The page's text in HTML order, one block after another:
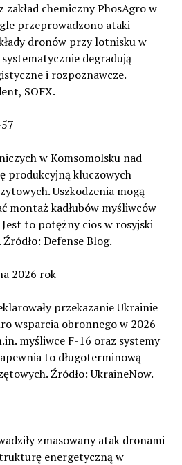
chemiczny PhosAgro w
przeprowadzono ataki
dronów przy lotnisku w
degradują
i rozpoznawcze.
SOFX.
w Komsomolsku nad
produkcyjną kluczowych
Uszkodzenia mogą
montaż kadłubów myśliwców
to potężny cios w rosyjski
Defense Blog.
2026 rok
przekazanie Ukrainie
wsparcia obronnego w 2026
myśliwce F-16 oraz systemy
to długoterminową
Źródło: UkraineNow.
zmasowany atak dronami
energetyczną w